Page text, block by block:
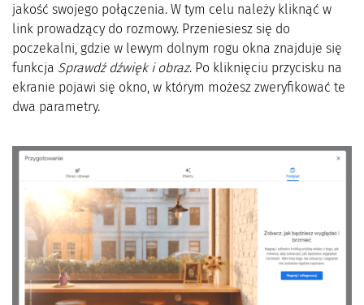
jakość swojego połączenia. W tym celu należy kliknąć w
link prowadzący do rozmowy. Przeniesiesz się do
poczekalni, gdzie w lewym dolnym rogu okna znajduje się
funkcja Sprawdź dźwięk i obraz. Po kliknięciu przycisku na
ekranie pojawi się okno, w którym możesz zweryfikować te
dwa parametry.